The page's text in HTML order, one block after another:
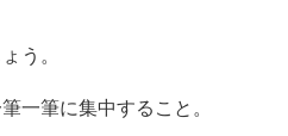
う。
一筆に集中すること。